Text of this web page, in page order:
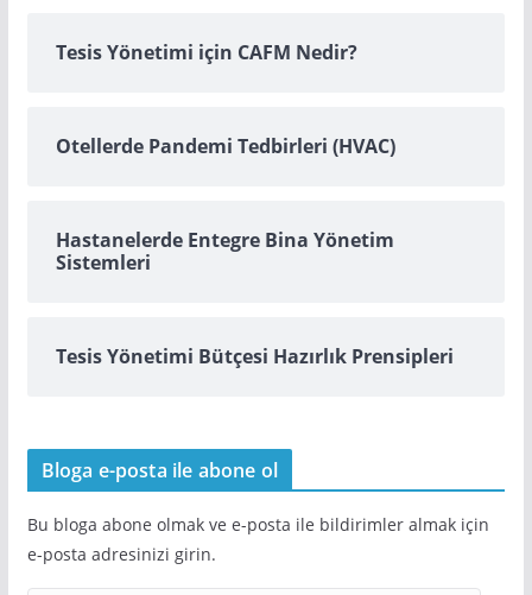
Tesis Yönetimi için CAFM Nedir?
Otellerde Pandemi Tedbirleri (HVAC)
Hastanelerde Entegre Bina Yönetim
Sistemleri
Tesis Yönetimi Bütçesi Hazırlık Prensipleri
Bloga e-posta ile abone ol
Bu bloga abone olmak ve e-posta ile bildirimler almak için
e-posta adresinizi girin.